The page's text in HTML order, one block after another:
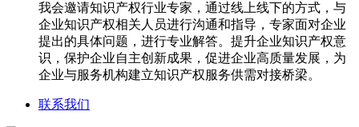
我会邀请知识产权行业专家，通过线上线下的方式，与
企业知识产权相关人员进行沟通和指导，专家面对企业
提出的具体问题，进行专业解答。提升企业知识产权意
识，保护企业自主创新成果，促进企业高质量发展，为
企业与服务机构建立知识产权服务供需对接桥梁。
联系我们